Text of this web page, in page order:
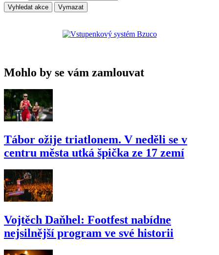
Mohlo by se vám zamlouvat
Tábor ožije triatlonem. V neděli se v
centru města utká špička ze 17 zemí
Vojtěch Daňhel: Footfest nabídne
nejsilnější program ve své historii